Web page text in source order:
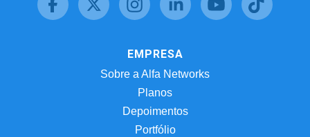
EMPRESA
Sobre a Alfa Networks
Planos
Depoimentos
Portfólio